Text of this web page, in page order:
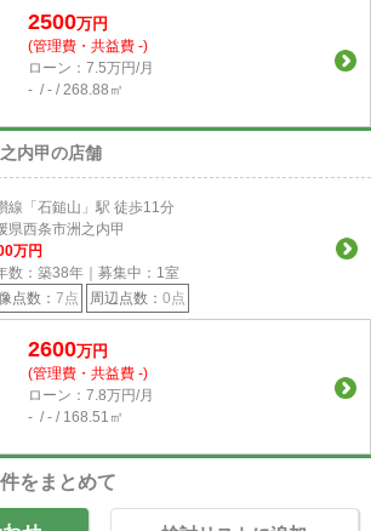
2500万円
(管理費・共益費 -)
ローン：7.5万円/月
- / - / 268.88㎡
内甲の店舗
線「石鎚山」駅 徒歩11分
県西条市洲之内甲
万円
数：築38年｜募集中： 1室
点数： 7点 周辺点数： 0点
2600万円
(管理費・共益費 -)
ローン：7.8万円/月
- / - / 168.51㎡
をまとめて